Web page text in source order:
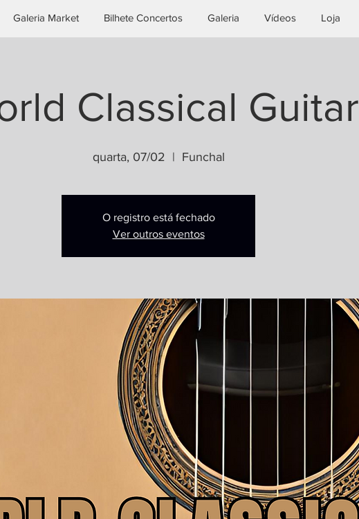
Galeria Market Bilhete Concertos Galeria Vídeos Loja
Classical Guitar
quarta, 07/02
  |
Funchal
O registro está fechado
Ver outros eventos